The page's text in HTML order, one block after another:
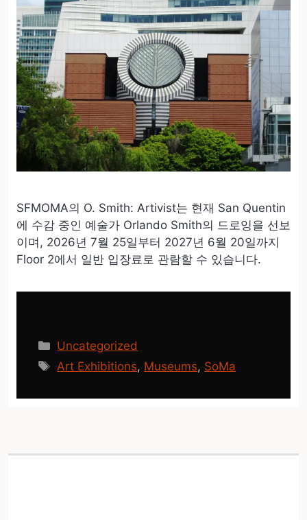
SFMOMA의 O. Smith: Artivist는 현재 San Quentin
에 수감 중인 예술가 Orlando Smith의 드로잉을 선보
이며, 2026년 7월 25일부터 2027년 6월 20일까지
Floor 2에서 일반 입장료로 관람할 수 있습니다.
카
테
Uncategorized
태
Art Exhibitions, Museums, SoMa